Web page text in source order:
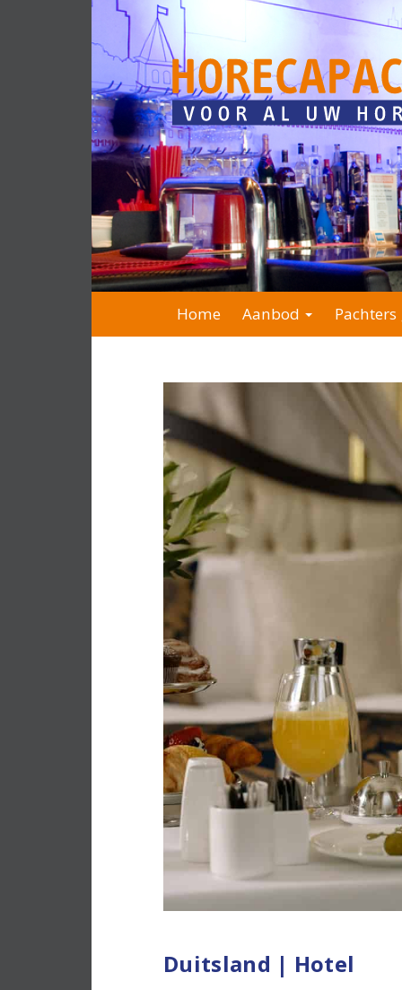
Home Aanbod Pachters
Duitsland | Hotel